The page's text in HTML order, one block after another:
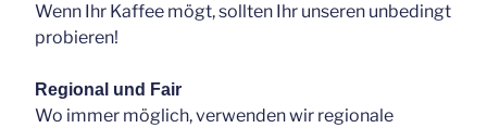
Wenn Ihr Kaffee mögt, sollten Ihr unseren unbedingt
probieren!
Regional und Fair
Wo immer möglich, verwenden wir regionale